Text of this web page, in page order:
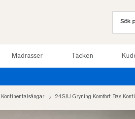
Madrasser Täcken
Kontinentalsängar 24SJU Gryning Komfort Bas